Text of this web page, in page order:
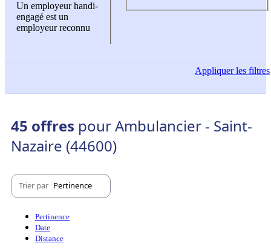
Un employeur handi-
engagé est un
employeur reconnu
Appliquerles filtres
45 offres pour Ambulancier - Saint-
Nazaire (44600)
Trier par Pertinence
Pertinence
Date
Distance